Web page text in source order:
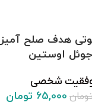
هدف صلح آمیز
اوستین
شخصی
65,000 تومان